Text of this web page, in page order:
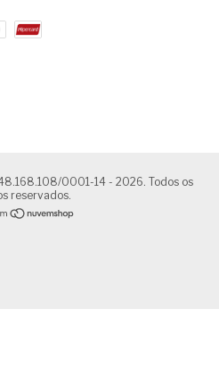
0001-14 - 2026. Todos os
reservados.